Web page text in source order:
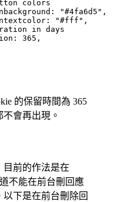
的保留時間為 365
會再出現。
前的作法是在
不能在前台刪回應
下是在前台刪除回